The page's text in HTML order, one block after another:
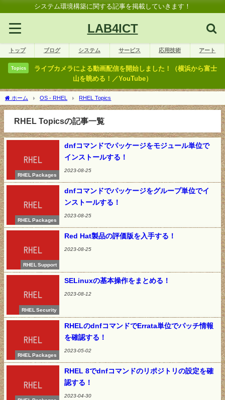
システム環境構築に関する記事を掲載していきます！
LAB4ICT
トップ ブログ システム サービス 応用技術 アート
Topics
ライブカメラによる動画配信を開始しました！（横浜から富士
山を眺める！／YouTube）
ホーム OS - RHEL RHEL Topics
RHEL Topicsの記事一覧
RHEL Packages
dnfコマンドでパッケージをモジュール単位で
インストールする！
2023-08-25
RHEL Packages
dnfコマンドでパッケージをグループ単位でイ
ンストールする！
2023-08-25
RHEL Support
Red Hat製品の評価版を入手する！
2023-08-25
RHEL Security
SELinuxの基本操作をまとめる！
2023-08-12
RHEL Packages
RHELのdnfコマンドでErrata単位でパッチ情報
を確認する！
2023-05-02
RHEL 8でdnfコマンドのリポジトリの設定を確
認する！
2023-04-30